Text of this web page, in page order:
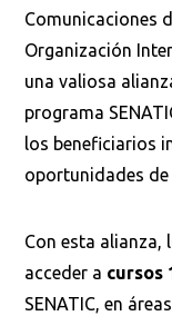
Comunicaciones
Organización
una valiosa
programa
los beneficiarios
oportunidades
Con esta alianza,
acceder a cursos
SENATIC, en